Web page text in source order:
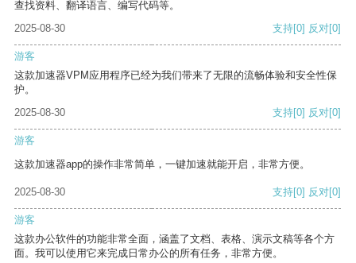
查找资料、翻译语言、编写代码等。
2025-08-30
支持[0] 反对[0]
游客
这款加速器VPM应用程序已经为我们带来了无限的流畅体验和安全性保
护。
2025-08-30
支持[0] 反对[0]
游客
这款加速器app的操作非常简单，一键加速就能开启，非常方便。
2025-08-30 支持[0] 反对[0]
游客
这款办公软件的功能非常全面，涵盖了文档、表格、演示文稿等各个方
面。我可以使用它来完成日常办公的所有任务，非常方便。